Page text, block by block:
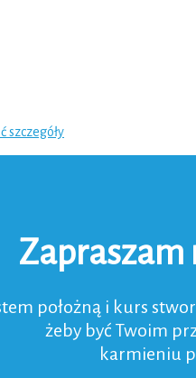
szczegóły
Zapraszam
położną i kurs
żeby być Twoim
karmieniu